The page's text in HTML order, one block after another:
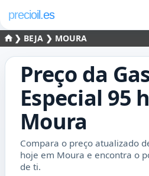
precioil.es
❯ BEJA ❯ MOURA
Preço da
Especial 95
Moura
Compara o preço atualizado
hoje em Moura e encontra o
de ti.